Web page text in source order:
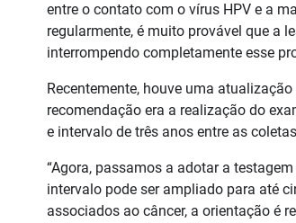
entre o contato com o vírus HPV e a
regularmente, é muito provável que a
interrompendo completamente esse
Recentemente, houve uma
recomendação era a realização do
e intervalo de três anos entre as
“Agora, passamos a adotar a
intervalo pode ser ampliado para até
associados ao câncer, a orientação é